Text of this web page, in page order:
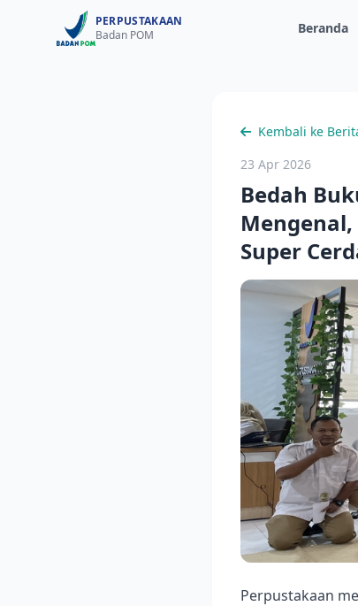
PERPUSTAKAAN
Badan POM
Beranda
Kembali ke
23 Apr 2026
Bedah
Super
Perpustakaan